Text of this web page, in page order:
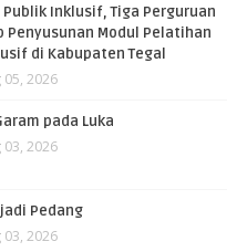
Inklusif, Tiga Perguruan
Penyusunan Modul Pelatihan
di Kabupaten Tegal
05, 2026
pada Luka
03, 2026
Pedang
03, 2026